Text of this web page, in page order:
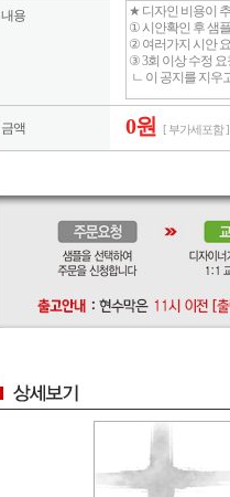
내용
금액 0원 [ 부가세포함 ]